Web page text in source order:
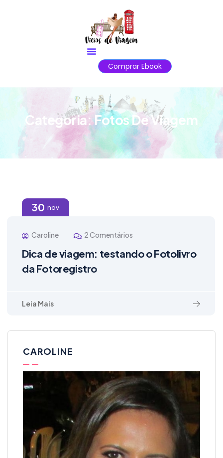
Comprar Ebook
Categoria:Fotos De Viagem
30 nov
Caroline 2 Comentários
Dica de viagem: testando o Fotolivro
da Fotoregistro
Leia Mais
CAROLINE